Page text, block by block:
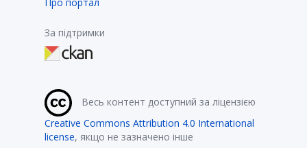
За підтримки
Весь контент доступний за ліцензією
Creative Commons Attribution 4.0 International
license, якщо не зазначено інше